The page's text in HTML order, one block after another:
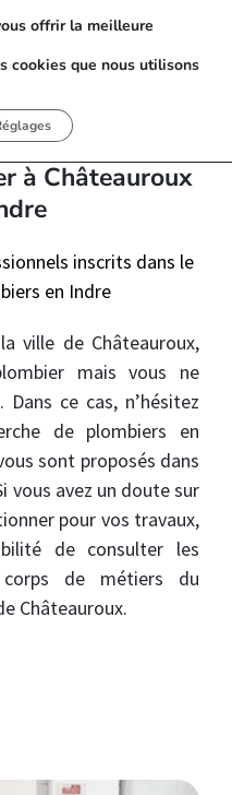
(36)
à Châteauroux
inscrits dans le
en Indre
ville de Châteauroux,
mais vous ne
ce cas, n’hésitez
de plombiers en
sont proposés dans
vous avez un doute sur
pour vos travaux,
de consulter les
de métiers du
Châteauroux.
offrir la meilleure
cookies que nous utilisons